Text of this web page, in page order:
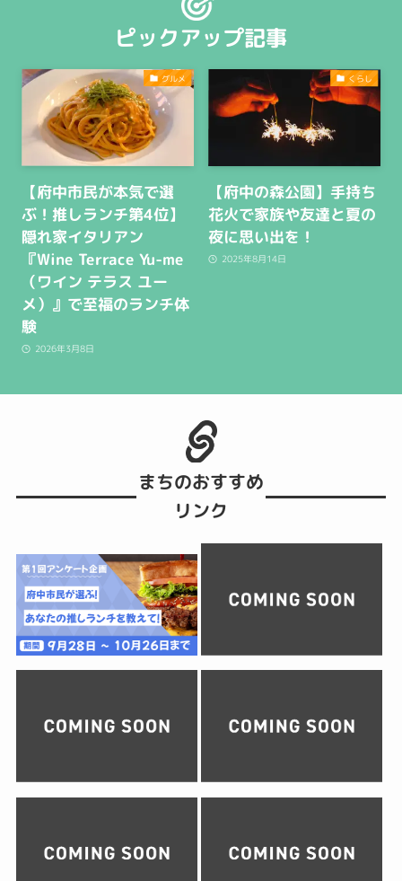
ピックアップ記事
グルメ
【府中市民が本気で選
ぶ！推しランチ第4位】
隠れ家イタリアン
『Wine Terrace Yu-me
（ワイン テラス ユー
メ）』で至福のランチ体
験
2026年3月8日
くらし
【府中の森公園】手持ち
花火で家族や友達と夏の
夜に思い出を！
2025年8月14日
まちのおすすめ
リンク